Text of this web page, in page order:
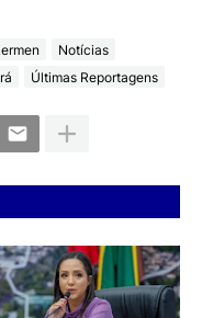
Notícias
Últimas Reportagens